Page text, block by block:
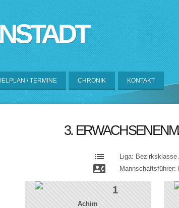
/ TERMINE CHRONIK KONTAKT
3.
list Liga: Bezirksklasse
contact_phone Mannschaftsführer:
1
Achim